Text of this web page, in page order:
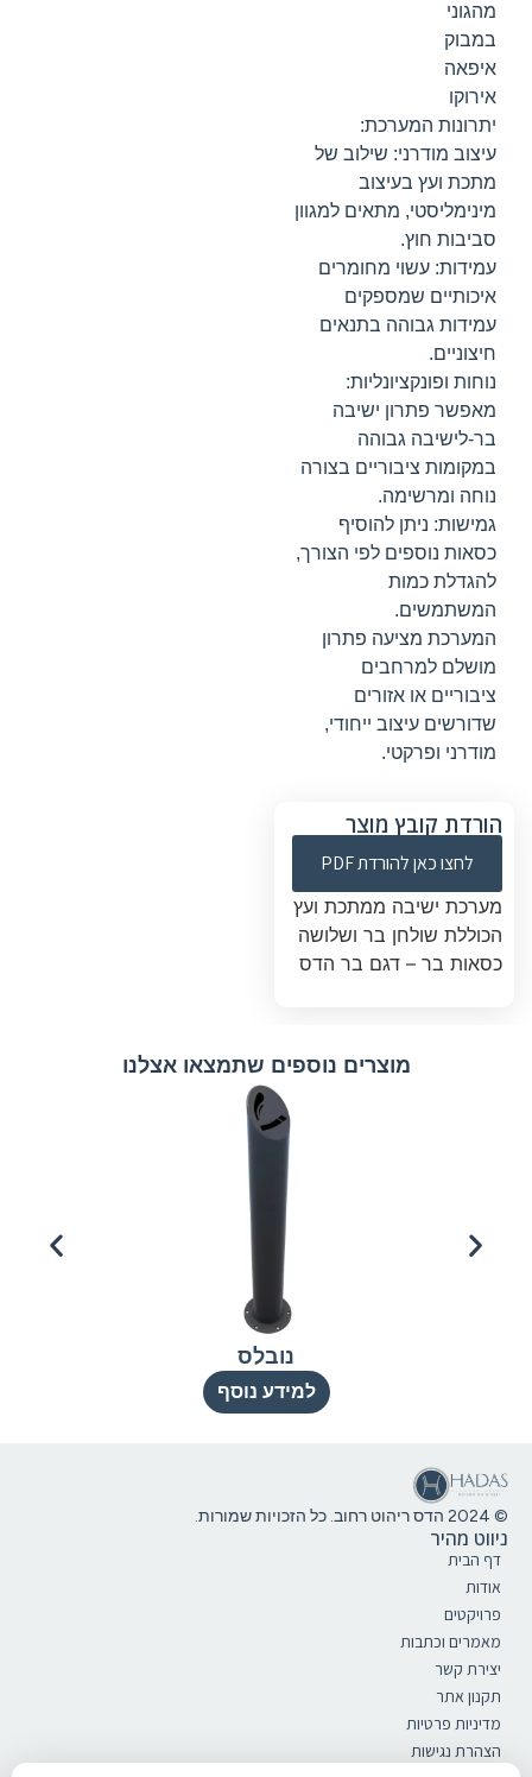
מהגוני
במבוק
איפאה
אירוקו
יתרונות המערכת:
עיצוב מודרני: שילוב של
מתכת ועץ בעיצוב
מינימליסטי, מתאים למגוון
סביבות חוץ.
עמידות: עשוי מחומרים
איכותיים שמספקים
עמידות גבוהה בתנאים
חיצוניים.
נוחות ופונקציונליות:
מאפשר פתרון ישיבה
בר-לישיבה גבוהה
במקומות ציבוריים בצורה
נוחה ומרשימה.
גמישות: ניתן להוסיף
כסאות נוספים לפי הצורך,
להגדלת כמות
המשתמשים.
המערכת מציעה פתרון
מושלם למרחבים
ציבוריים או אזורים
שדורשים עיצוב ייחודי,
מודרני ופרקטי.
הורדת קובץ מוצר
לחצו כאן להורדת PDF
מערכת ישיבה ממתכת ועץ
הכוללת שולחן בר ושלושה
כסאות בר – דגם בר הדס
מוצרים נוספים שתמצאו אצלנו
נובלס
למידע נוסף
© 2024 הדס ריהוט רחוב. כל הזכויות שמורות.
ניווט מהיר
דף הבית
אודות
פרויקטים
מאמרים וכתבות
יצירת קשר
תקנון אתר
מדיניות פרטיות
הצהרת נגישות